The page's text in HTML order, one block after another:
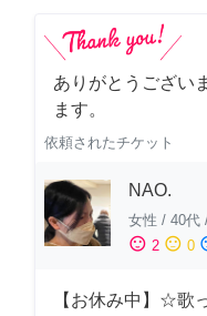
ありがとうござい
ます。
依頼されたチケット
NAO.
女性 / 40代
sentiment_satisfied 2 sentiment_neutral 0
【お休み中】☆歌